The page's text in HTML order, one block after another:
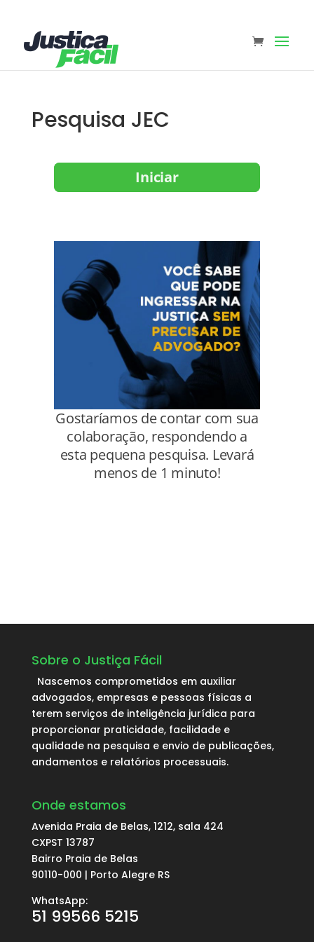
Pesquisa JEC
Sobre o Justiça Fácil
Nascemos comprometidos em auxiliar
advogados, empresas e pessoas físicas a
terem serviços de inteligência jurídica para
proporcionar praticidade, facilidade e
qualidade na pesquisa e envio de publicações,
andamentos e relatórios processuais.
Onde estamos
Avenida Praia de Belas, 1212, sala 424
CXPST 13787
Bairro Praia de Belas
90110-000 | Porto Alegre RS
WhatsApp:
51 99566 5215